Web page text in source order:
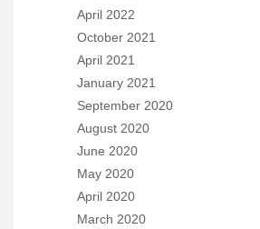
April 2022
October 2021
April 2021
January 2021
September 2020
August 2020
June 2020
May 2020
April 2020
March 2020